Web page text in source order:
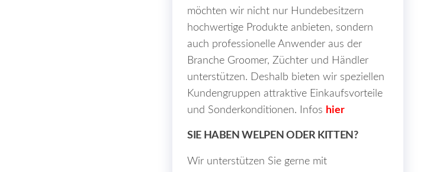
möchten wir nicht nur Hundebesitzern
hochwertige Produkte anbieten, sondern
auch professionelle Anwender aus der
Branche Groomer, Züchter und Händler
unterstützen. Deshalb bieten wir speziellen
Kundengruppen attraktive Einkaufsvorteile
und Sonderkonditionen. Infos hier
SIE HABEN WELPEN ODER KITTEN?
Wir unterstützen Sie gerne mit